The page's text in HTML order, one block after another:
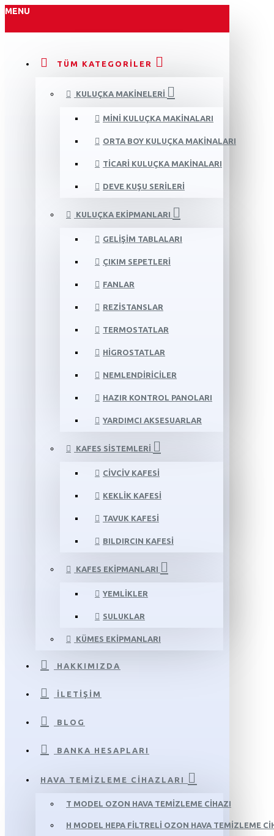
MENU
TÜM KATEGORILER
KULUÇKA MAKINELERI
MINI KULUÇKA MAKINALARI
ORTA BOY KULUÇKA MAKINALARI
TICARI KULUÇKA MAKINALARI
DEVE KUŞU SERILERI
KULUÇKA EKIPMANLARI
GELIŞIM TABLALARI
ÇIKIM SEPETLERI
FANLAR
REZISTANSLAR
TERMOSTATLAR
HIGROSTATLAR
NEMLENDIRICILER
HAZIR KONTROL PANOLARI
YARDIMCI AKSESUARLAR
KAFES SISTEMLERI
CIVCIV KAFESI
KEKLIK KAFESI
TAVUK KAFESI
BILDIRCIN KAFESI
KAFES EKIPMANLARI
YEMLIKLER
SULUKLAR
KÜMES EKIPMANLARI
HAKKIMIZDA
İLETIŞIM
BLOG
BANKA HESAPLARI
HAVA TEMIZLEME CIHAZLARI
T MODEL OZON HAVA TEMIZLEME CIHAZI
H MODEL HEPA FILTRELI OZON HAVA TEMIZLEME